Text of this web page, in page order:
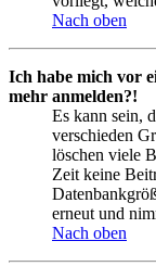
Nach oben
Ich habe mich vor
mehr anmelden?!
Es kann sein,
verschieden
löschen viele
Zeit keine
erneut und
Nach oben